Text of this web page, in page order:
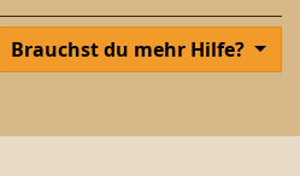
Brauchst du mehr Hilfe?